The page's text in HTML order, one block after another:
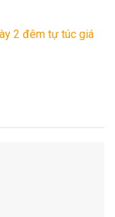
2 đêm tự túc giá